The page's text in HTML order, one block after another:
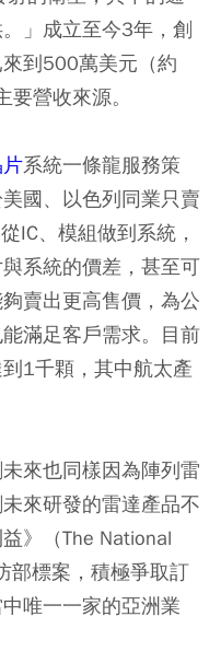
」成立至今3年，創
到500萬美元（約
營收來源。
系統一條龍服務策
國、以色列同業只賣
IC、模組做到系統，
系統的價差，甚至可
賣出更高售價，為公
滿足客戶需求。目前
1千顆，其中航太產
來也同樣因為陣列雷
來研發的雷達產品不
》（The National
部標案，積極爭取訂
唯一一家的亞洲業